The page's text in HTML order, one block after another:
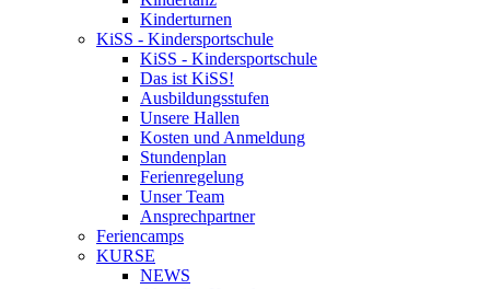
Kinderturnen
KiSS - Kindersportschule
KiSS - Kindersportschule
Das ist KiSS!
Ausbildungsstufen
Unsere Hallen
Kosten und Anmeldung
Stundenplan
Ferienregelung
Unser Team
Ansprechpartner
Feriencamps
KURSE
NEWS